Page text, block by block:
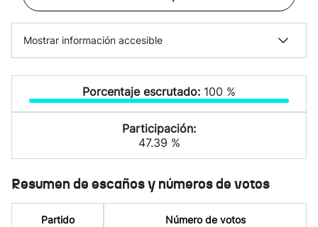
Mostrar información accesible
Porcentaje escrutado: 100 %
Participación:
47.39 %
Resumen de escaños y números de votos
Partido Número de votos